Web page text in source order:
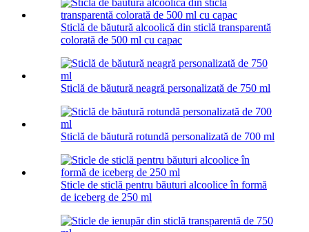
Sticlă de băutură alcoolică din sticlă transparentă
colorată de 500 ml cu capac
Sticlă de băutură neagră personalizată de 750 ml
Sticlă de băutură rotundă personalizată de 700 ml
Sticle de sticlă pentru băuturi alcoolice în formă
de iceberg de 250 ml